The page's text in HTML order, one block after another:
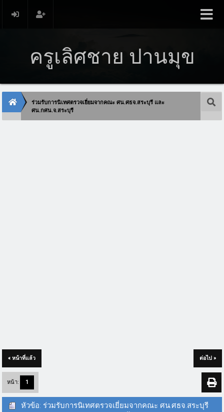
ครูเลิศชาย ปานมุข
ร่วมรับการนิเทศตรวจเยี่ยมจากคณะ ศน.ศธจ.สระบุรี และ
ศน.กศน.จ.สระบุรี
« หน้าที่แล้ว ต่อไป »
หน้า: 1
หัวข้อ: ร่วมรับการนิเทศตรวจเยี่ยมจากคณะ ศน.ศธจ.สระบุรี